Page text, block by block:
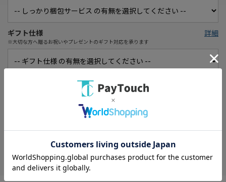
ギフト仕様
※大切な方へ贈るお祝いやプレゼントのギフト対応を承ります
詳細
初期不良保証期間延長サービス
※1か月に延長！買ってすぐに使えなくても安心！
在庫がありません